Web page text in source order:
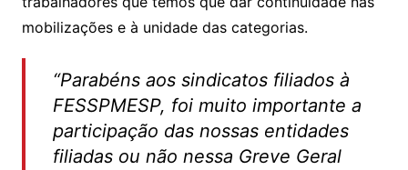
mobilizações e à unidade das categorias.
“Parabéns aos sindicatos filiados à
FESSPMESP, foi muito importante a
participação das nossas entidades
filiadas ou não nessa Greve Geral